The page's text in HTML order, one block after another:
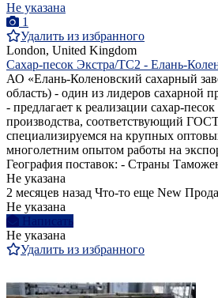
Не указана
1
Удалить из избранного
London, United Kingdom
Сахар-песок Экстра/ТС2 - Елань-
АО «Елань-Коленовский сахарный
область) - один из лидеров сахарной
- предлагает к реализации сахар-
производства, соответствующий
специализируемся на крупных
многолетним опытом работы на
География поставок: - Страны
Не указана
2 месяцев назад Что-то еще New
Не указана
Написать
Не указана
Удалить из избранного